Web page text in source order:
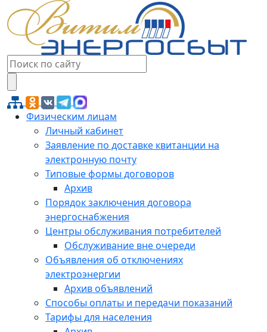
Физическим лицам
Личный кабинет
Заявление по доставке квитанции на
электронную почту
Типовые формы договоров
Архив
Порядок заключения договора
энергоснабжения
Центры обслуживания потребителей
Обслуживание вне очереди
Объявления об отключениях
электроэнергии
Архив объявлений
Способы оплаты и передачи показаний
Тарифы для населения